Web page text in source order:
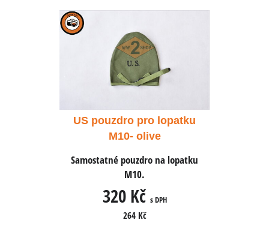
US pouzdro pro lopatku
M10- olive
Samostatné pouzdro na lopatku
M10.
320 Kč s DPH
264 Kč